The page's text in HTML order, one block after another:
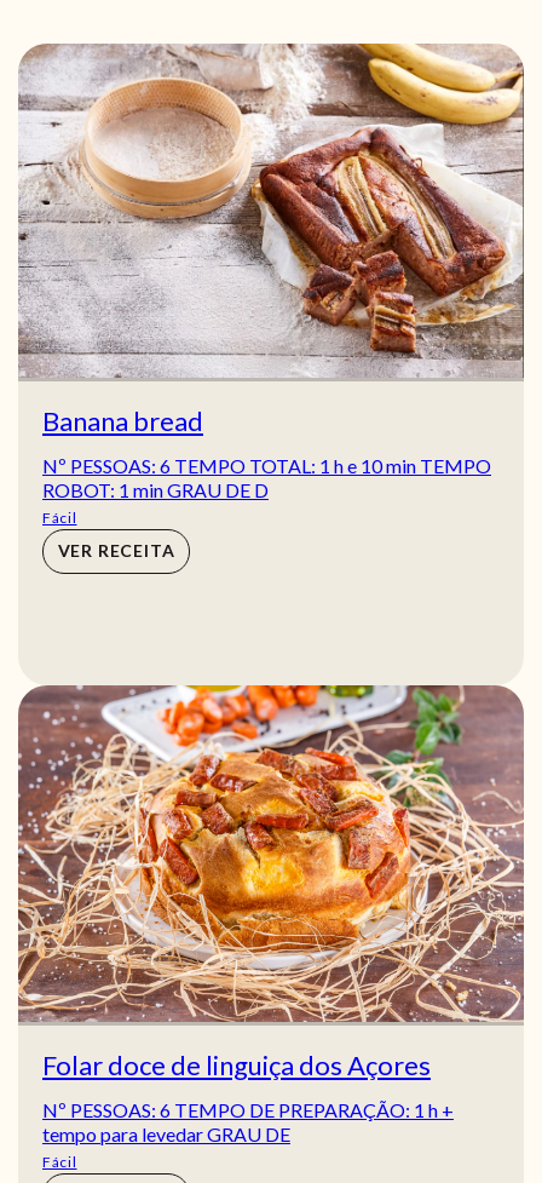
Banana bread
Nº PESSOAS: 6 TEMPO TOTAL: 1 h e 10 min TEMPO
ROBOT: 1 min GRAU DE D
Fácil
VER RECEITA
Folar doce de linguiça dos Açores
Nº PESSOAS: 6 TEMPO DE PREPARAÇÃO: 1 h +
tempo para levedar GRAU DE
Fácil